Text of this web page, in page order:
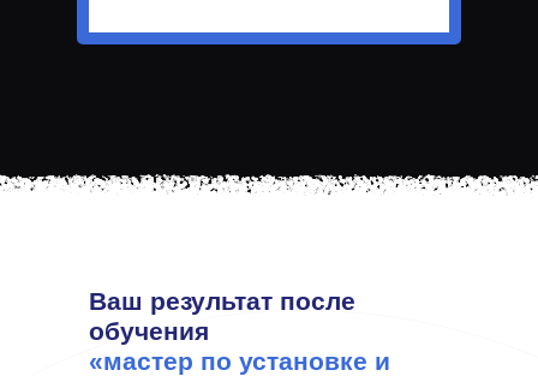
Ваш результат после
обучения
«мастер по установке и